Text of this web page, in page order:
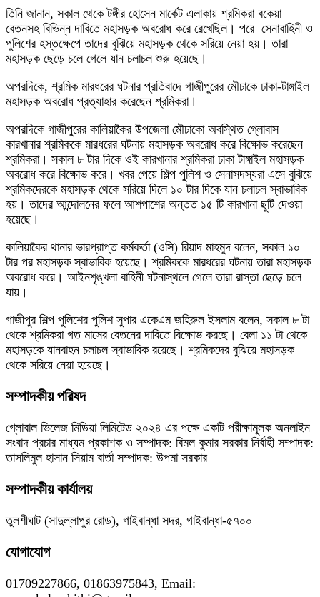
তিনি জানান, সকাল থেকে টঙ্গীর হোসেন মার্কেট এলাকায় শ্রমিকরা বকেয়া
বেতনসহ বিভিন্ন দাবিতে মহাসড়ক অবরোধ করে রেখেছিল। পরে সেনাবাহিনী ও
পুলিশের হস্তক্ষেপে তাদের বুঝিয়ে মহাসড়ক থেকে সরিয়ে নেয়া হয়। তারা
মহাসড়ক ছেড়ে চলে গেলে যান চলাচল শুরু হয়েছে।
অপরদিকে, শ্রমিক মারধরের ঘটনার প্রতিবাদে গাজীপুরের মৌচাকে ঢাকা-টাঙ্গাইল
মহাসড়ক অবরোধ প্রত্যাহার করেছেন শ্রমিকরা।
অপরদিকে গাজীপুরের কালিয়াকৈর উপজেলা মৌচাকো অবস্থিত গ্লোবাস
কারখানার শ্রমিককে মারধরের ঘটনায় মহাসড়ক অবরোধ করে বিক্ষোভ করেছেন
শ্রমিকরা। সকাল ৮ টার দিকে ওই কারখানার শ্রমিকরা ঢাকা টাঙ্গাইল মহাসড়ক
অবরোধ করে বিক্ষোভ করে। খবর পেয়ে শিল্প পুলিশ ও সেনাসদস্যরা এসে বুঝিয়ে
শ্রমিকদেরকে মহাসড়ক থেকে সরিয়ে দিলে ১০ টার দিকে যান চলাচল স্বাভাবিক
হয়। তাদের আন্দোলনের ফলে আশপাশের অন্তত ১৫ টি কারখানা ছুটি দেওয়া
হয়েছে।
কালিয়াকৈর থানার ভারপ্রাপ্ত কর্মকর্তা (ওসি) রিয়াদ মাহমুদ বলেন, সকাল ১০
টার পর মহাসড়ক স্বাভাবিক হয়েছে। শ্রমিককে মারধরের ঘটনায় তারা মহাসড়ক
অবরোধ করে। আইনশৃঙ্খলা বাহিনী ঘটনাস্থলে গেলে তারা রাস্তা ছেড়ে চলে
যায়।
গাজীপুর শিল্প পুলিশের পুলিশ সুপার একেএম জহিরুল ইসলাম বলেন, সকাল ৮ টা
থেকে শ্রমিকরা গত মাসের বেতনের দাবিতে বিক্ষোভ করছে। বেলা ১১ টা থেকে
মহাসড়কে যানবাহন চলাচল স্বাভাবিক রয়েছে। শ্রমিকদের বুঝিয়ে মহাসড়ক
থেকে সরিয়ে নেয়া হয়েছে।
সম্পাদকীয় পরিষদ
গ্লোবাল ভিলেজ মিডিয়া লিমিটেড ২০২৪ এর পক্ষে একটি পরীক্ষামূলক অনলাইন
সংবাদ প্রচার মাধ্যম প্রকাশক ও সম্পাদক: বিমল কুমার সরকার নির্বাহী সম্পাদক:
তাসলিমুল হাসান সিয়াম বার্তা সম্পাদক: উপমা সরকার
সম্পাদকীয় কার্যালয়
তুলশীঘাট (সাদুল্লাপুর রোড), গাইবান্ধা সদর, গাইবান্ধা-৫৭০০
যোগাযোগ
01709227866, 01863975843, Email: